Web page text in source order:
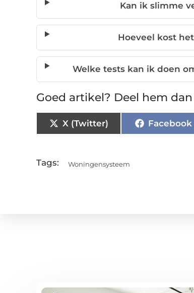
Kan ik slimme
Hoeveel kost
Welke tests kan ik doen
Goed artikel? Deel hem
X (Twitter) Facebook
Tags: Woningensysteem